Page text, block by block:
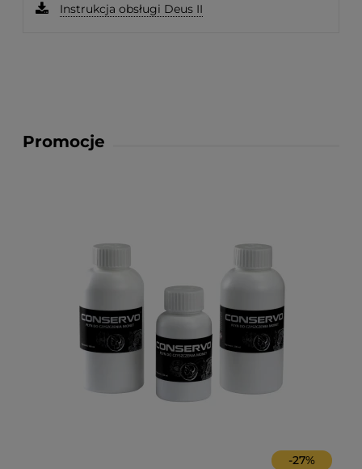
Instrukcja obsługi Deus II
Promocje
-27%